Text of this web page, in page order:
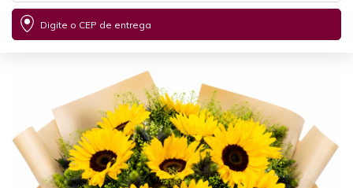
Digite o CEP de entrega